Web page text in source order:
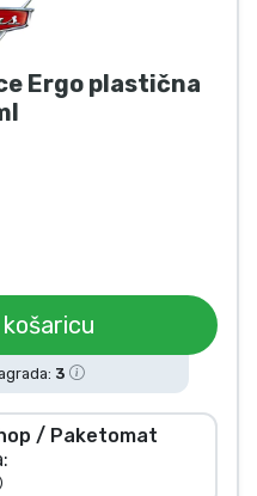
Ergo plastična
3
/ Paketomat